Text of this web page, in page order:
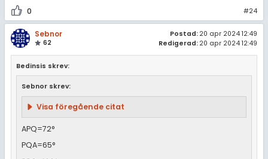
0 #24
Sebnor
62
Postad: 20 apr 2024 12:49
Redigerad: 20 apr 2024 12:49
Bedinsis skrev:
Sebnor skrev:
Visa föregående citat
APQ=72°
PQA=65°